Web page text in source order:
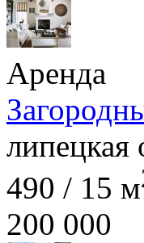
Аренда
липецкая
490 / 15 м
200 000